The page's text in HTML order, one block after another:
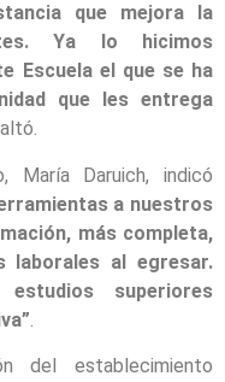
que mejora la
Ya lo hicimos
Escuela el que se ha
que les entrega
Daruich, indicó
a nuestros
más completa,
laborales al egresar.
superiores
.
del establecimiento